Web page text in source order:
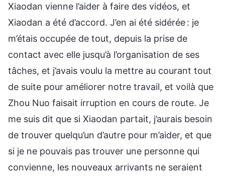
Xiaodan vienne l’aider à faire des vidéos, et
Xiaodan a été d’accord. J’en ai été sidérée : je
m’étais occupée de tout, depuis la prise de
contact avec elle jusqu’à l’organisation de ses
tâches, et j’avais voulu la mettre au courant tout
de suite pour améliorer notre travail, et voilà que
Zhou Nuo faisait irruption en cours de route. Je
me suis dit que si Xiaodan partait, j’aurais besoin
de trouver quelqu’un d’autre pour m’aider, et que
si je ne pouvais pas trouver une personne qui
convienne, les nouveaux arrivants ne seraient